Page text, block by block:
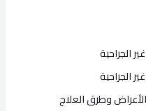
الجراحية
الجراحية
وطرق العلاج